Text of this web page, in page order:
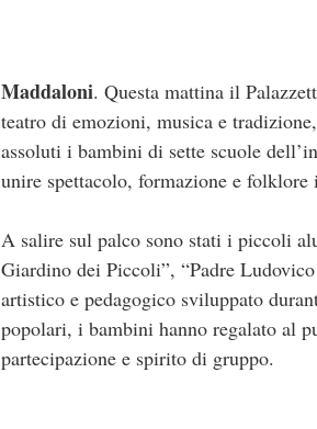
Maddaloni. Questa mattina il
teatro di emozioni, musica e
assoluti i bambini di sette scuole
unire spettacolo, formazione e folklore
A salire sul palco sono stati i piccoli
Giardino dei Piccoli”, “Padre
artistico e pedagogico sviluppato
popolari, i bambini hanno regalato al
partecipazione e spirito di gruppo.